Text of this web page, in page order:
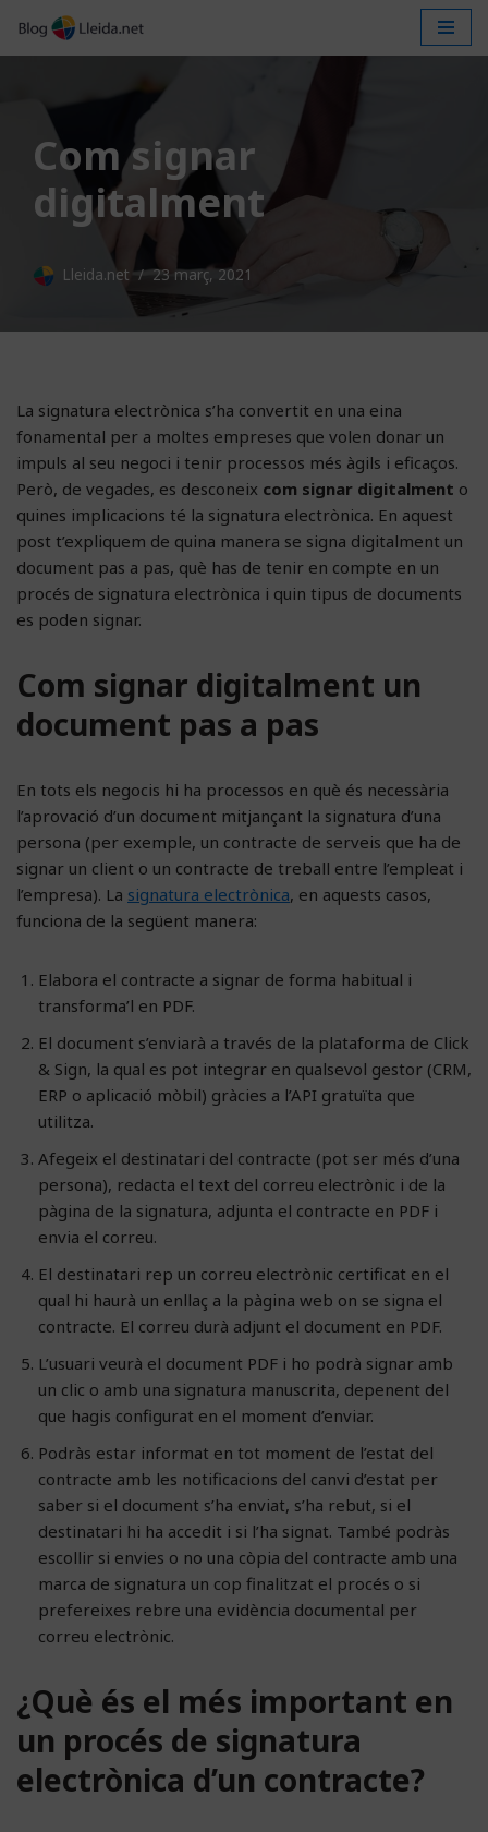
Vés
contingut
Com signar
digitalment
Lleida.net 23 març, 2021
La signatura electrònica s’ha convertit en una eina
fonamental per a moltes empreses que volen donar un
impuls al seu negoci i tenir processos més àgils i eficaços.
Però, de vegades, es desconeix com signar digitalment o
quines implicacions té la signatura electrònica. En aquest
post t’expliquem de quina manera se signa digitalment un
document pas a pas, què has de tenir en compte en un
procés de signatura electrònica i quin tipus de documents
es poden signar.
Com signar digitalment un
document pas a pas
En tots els negocis hi ha processos en què és necessària
l’aprovació d’un document mitjançant la signatura d’una
persona (per exemple, un contracte de serveis que ha de
signar un client o un contracte de treball entre l’empleat i
l’empresa). La signatura electrònica, en aquests casos,
funciona de la següent manera:
Elabora el contracte a signar de forma habitual i
transforma’l en PDF.
El document s’enviarà a través de la plataforma de Click
& Sign, la qual es pot integrar en qualsevol gestor (CRM,
ERP o aplicació mòbil) gràcies a l’API gratuïta que
utilitza.
Afegeix el destinatari del contracte (pot ser més d’una
persona), redacta el text del correu electrònic i de la
pàgina de la signatura, adjunta el contracte en PDF i
envia el correu.
El destinatari rep un correu electrònic certificat en el
qual hi haurà un enllaç a la pàgina web on se signa el
contracte. El correu durà adjunt el document en PDF.
L’usuari veurà el document PDF i ho podrà signar amb
un clic o amb una signatura manuscrita, depenent del
que hagis configurat en el moment d’enviar.
Podràs estar informat en tot moment de l’estat del
contracte amb les notificacions del canvi d’estat per
saber si el document s’ha enviat, s’ha rebut, si el
destinatari hi ha accedit i si l’ha signat. També podràs
escollir si envies o no una còpia del contracte amb una
marca de signatura un cop finalitzat el procés o si
prefereixes rebre una evidència documental per
correu electrònic.
¿Què és el més important en
un procés de signatura
electrònica d’un contracte?